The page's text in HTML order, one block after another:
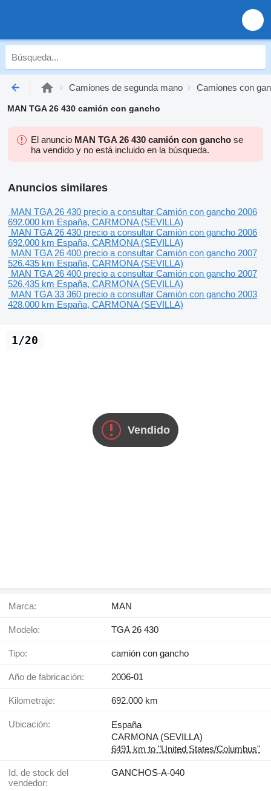
Camiones de segunda mano Camiones con
MAN TGA 26 430 camión con gancho
El anuncio MAN TGA 26 430 camión con gancho se
ha vendido y no está incluido en la búsqueda.
Anuncios similares
MAN TGA 26 430 precio a consultar Camión con gancho 2006
692.000 km España, CARMONA (SEVILLA)
MAN TGA 26 430 precio a consultar Camión con gancho 2006
692.000 km España, CARMONA (SEVILLA)
MAN TGA 26 400 precio a consultar Camión con gancho 2007
526.435 km España, CARMONA (SEVILLA)
MAN TGA 26 400 precio a consultar Camión con gancho 2007
526.435 km España, CARMONA (SEVILLA)
MAN TGA 33 360 precio a consultar Camión con gancho 2003
428.000 km España, CARMONA (SEVILLA)
Vendido
1/20
Marca: MAN
Modelo: TGA 26 430
Tipo: camión con gancho
Año de fabricación: 2006-01
Kilometraje: 692.000 km
Ubicación:
España
CARMONA (SEVILLA)
6491 km to "United States/Columbus"
Id. de stock del
vendedor:
GANCHOS-A-040